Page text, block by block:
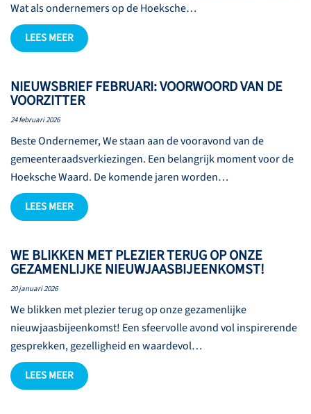
Wat als ondernemers op de Hoeksche…
LEES MEER
NIEUWSBRIEF FEBRUARI: VOORWOORD VAN DE
VOORZITTER
24 februari 2026
Beste Ondernemer, We staan aan de vooravond van de
gemeenteraadsverkiezingen. Een belangrijk moment voor de
Hoeksche Waard. De komende jaren worden…
LEES MEER
WE BLIKKEN MET PLEZIER TERUG OP ONZE
GEZAMENLIJKE NIEUWJAASBIJEENKOMST!
20 januari 2026
We blikken met plezier terug op onze gezamenlijke
nieuwjaasbijeenkomst! Een sfeervolle avond vol inspirerende
gesprekken, gezelligheid en waardevol…
LEES MEER